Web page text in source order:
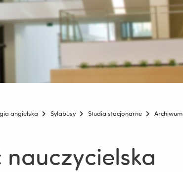
angielska Sylabusy Studia stacjonarne
Archiwum